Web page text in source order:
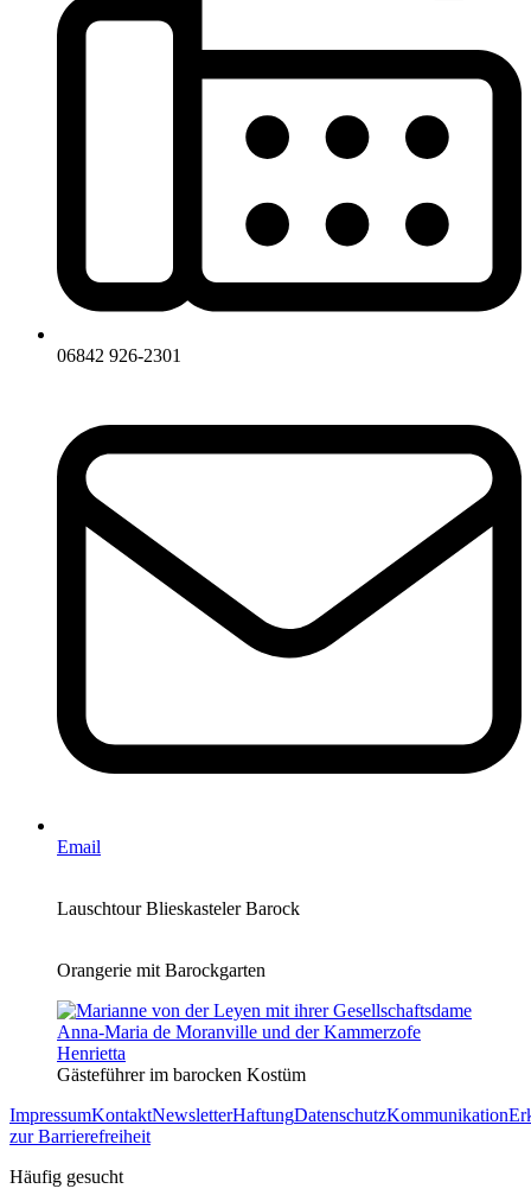
06842 926-2301
Email
Lauschtour Blieskasteler Barock
Orangerie mit Barockgarten
Gästeführer im barocken Kostüm
ImpressumKontaktNewsletterHaftungDatenschutzKommunikation
zur Barrierefreiheit
Häufig gesucht